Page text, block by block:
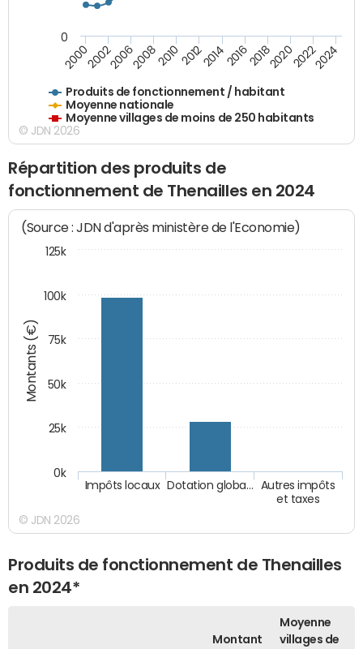
Produits de fonctionnement / habitant
Moyenne nationale
Moyenne villages de moins de 250 habitants
200020022006200820102012201420162018202020222024
0
© JDN 2026
Répartition des produits de
fonctionnement de Thenailles en 2024
Montants (€)
(Source : JDN d'après ministère de l'Economie)
Autres impôts
et taxes
Dotation globa…
Impôts locaux
0k
25k
50k
75k
100k
125k
© JDN 2026
Produits de fonctionnement de Thenailles
en 2024*
Montant
Moyenne
villages de